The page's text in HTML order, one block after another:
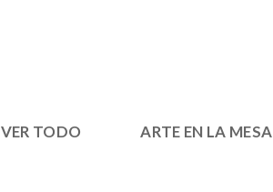
VER TODO ARTE EN LA MESA